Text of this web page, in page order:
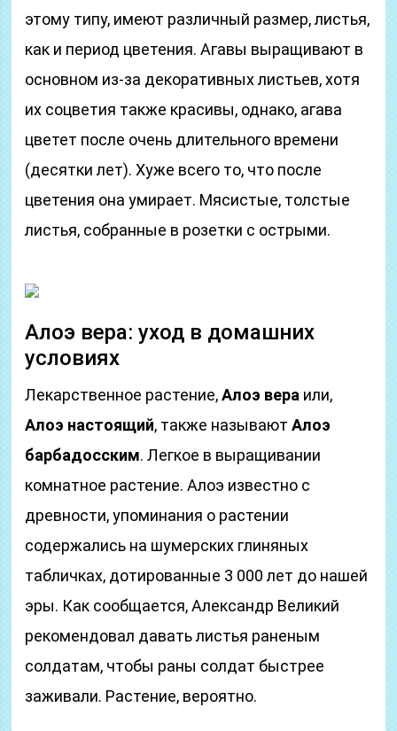
этому типу, имеют различный размер, листья,
как и период цветения. Агавы выращивают в
основном из-за декоративных листьев, хотя
их соцветия также красивы, однако, агава
цветет после очень длительного времени
(десятки лет). Хуже всего то, что после
цветения она умирает. Мясистые, толстые
листья, собранные в розетки с острыми.
Алоэ вера: уход в домашних
условиях
Лекарственное растение,Алоэ вера или,
Алоэ настоящий, также называютАлоэ
барбадосским. Легкое в выращивании
комнатное растение. Алоэ известно с
древности, упоминания о растении
содержались на шумерских глиняных
табличках, дотированные 3 000 лет до нашей
эры. Как сообщается, Александр Великий
рекомендовал давать листья раненым
солдатам, чтобы раны солдат быстрее
заживали. Растение, вероятно.